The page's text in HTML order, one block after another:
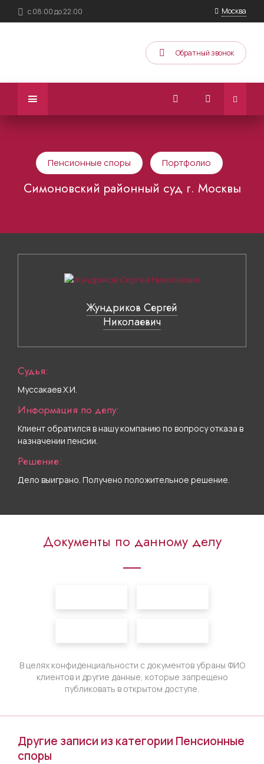
с 08:00 до 22:00 Москва
Обратный звонок
Пенсионные споры Портфолио
Симоновский районный суд г. Москвы
Жундриков Сергей
Николаевич
Судья:
Муссакаев Х.И.
Информация по делу:
Клиент обратился в нашу компанию по вопросу отказа в
назначении пенсии.
Решение:
Дело выиграно. Получено положительное решение.
Документы по данному делу
В целях конфиденциальности с документов убраны ФИО
клиентов и другие данные, которые запрещено
публиковать в открытом доступе.
Другие записи из категории Пенсионные
споры